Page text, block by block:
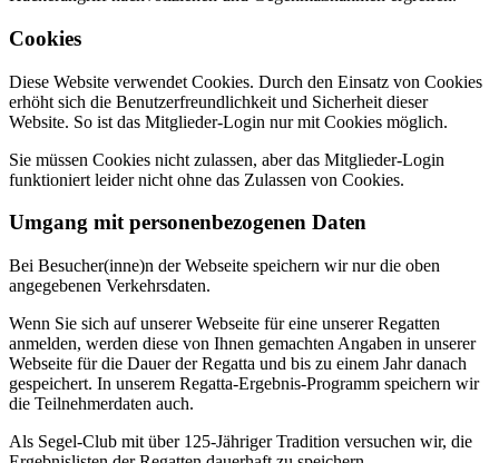
Cookies
Diese Website verwendet Cookies. Durch den Einsatz von Cookies
erhöht sich die Benutzerfreundlichkeit und Sicherheit dieser
Website. So ist das Mitglieder-Login nur mit Cookies möglich.
Sie müssen Cookies nicht zulassen, aber das Mitglieder-Login
funktioniert leider nicht ohne das Zulassen von Cookies.
Umgang mit personenbezogenen Daten
Bei Besucher(inne)n der Webseite speichern wir nur die oben
angegebenen Verkehrsdaten.
Wenn Sie sich auf unserer Webseite für eine unserer Regatten
anmelden, werden diese von Ihnen gemachten Angaben in unserer
Webseite für die Dauer der Regatta und bis zu einem Jahr danach
gespeichert. In unserem Regatta-Ergebnis-Programm speichern wir
die Teilnehmerdaten auch.
Als Segel-Club mit über 125-Jähriger Tradition versuchen wir, die